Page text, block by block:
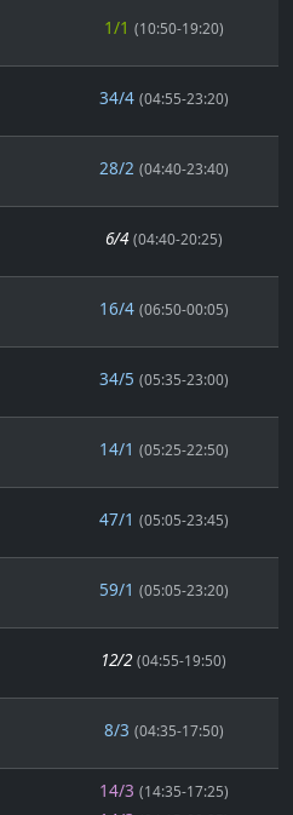
1/1 (10:50-19:20)
34/4 (04:55-23:20)
28/2 (04:40-23:40)
6/4 (04:40-20:25)
16/4 (06:50-00:05)
34/5 (05:35-23:00)
14/1 (05:25-22:50)
47/1 (05:05-23:45)
59/1 (05:05-23:20)
12/2 (04:55-19:50)
8/3 (04:35-17:50)
14/3 (14:35-17:25)